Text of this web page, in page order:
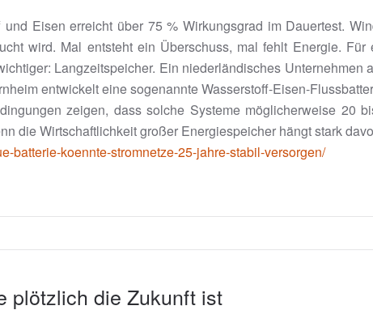
Eisen erreicht über 75 % Wirkungsgrad im Dauertest.
wird. Mal entsteht ein Überschuss, mal fehlt Energie. Für
Langzeitspeicher. Ein niederländisches Unternehmen
entwickelt eine sogenannte Wasserstoff-Eisen-
zeigen, dass solche Systeme möglicherweise 20
die Wirtschaftlichkeit großer Energiespeicher hängt stark
batterie-koennte-stromnetze-25-jahre-stabil-versorgen/
plötzlich die Zukunft ist